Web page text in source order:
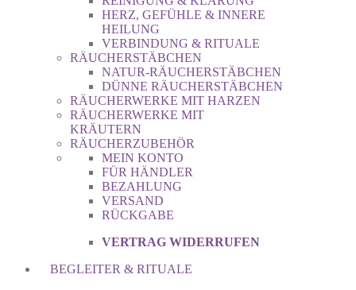
HERZ, GEFÜHLE & INNERE
HEILUNG
VERBINDUNG & RITUALE
RÄUCHERSTÄBCHEN
NATUR-RÄUCHERSTÄBCHEN
DÜNNE RÄUCHERSTÄBCHEN
RÄUCHERWERKE MIT HARZEN
RÄUCHERWERKE MIT
KRÄUTERN
RÄUCHERZUBEHÖR
MEIN KONTO
FÜR HÄNDLER
BEZAHLUNG
VERSAND
RÜCKGABE
VERTRAG WIDERRUFEN
BEGLEITER & RITUALE